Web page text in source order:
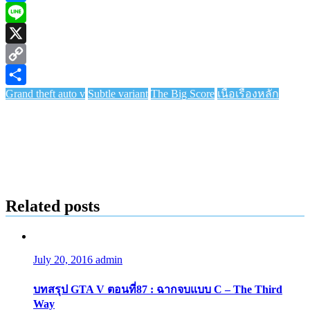
Messenger
Line
X
Copy
Link
Share
Grand theft auto v Subtle variant The Big Score เนื้อเรื่องหลัก
Related posts
July 20, 2016 admin
บทสรุป GTA V ตอนที่87 : ฉากจบแบบ C – The Third
Way